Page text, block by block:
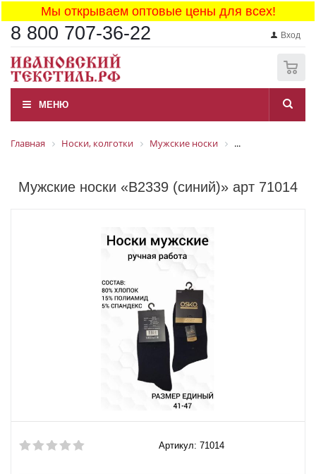
Мы открываем оптовые цены для всех!
8 800 707-36-22 Вход
МЕНЮ
Главная Носки, колготки Мужские носки ...
Мужские носки «В2339 (синий)» арт 71014
Артикул: 71014